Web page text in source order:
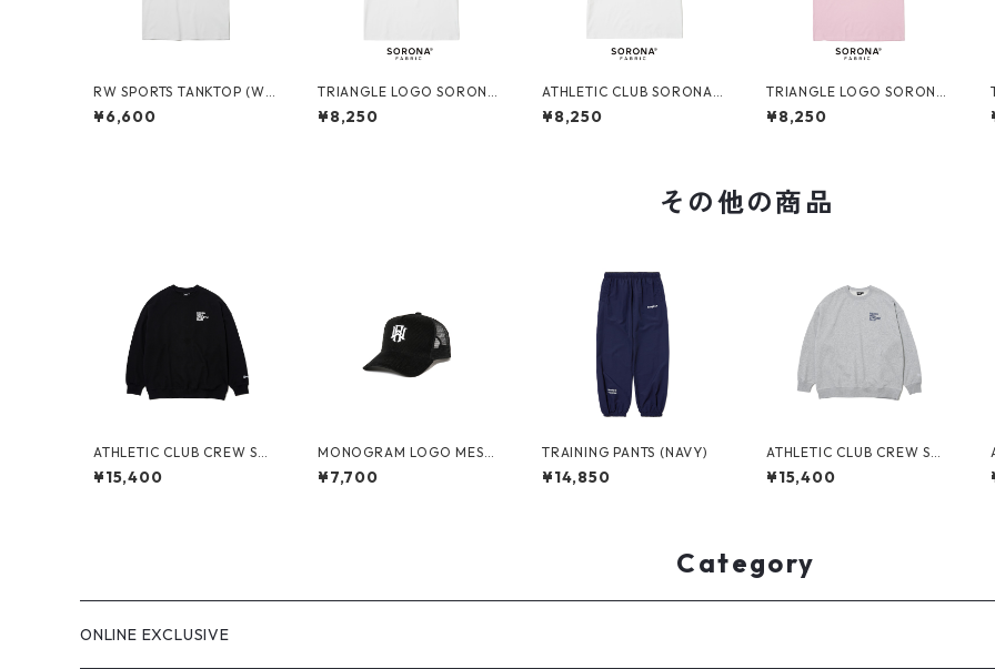
RW SPORTS TANKTOP (WH
ITE)
¥6,600
TRIANGLE LOGO SORONA
® TEE (WHITE)
¥8,250
ATHLETIC CLUB SORONA®
TEE (WHITE)
¥8,250
TRIANGLE LOGO SORONA
® TEE (PINK)
¥8,250
その他の商品
ATHLETIC CLUB CREW SW
EAT(BLACK)
¥15,400
MONOGRAM LOGO MESH
CAP (BLACK)
¥7,700
TRAINING PANTS (NAVY)
¥14,850
ATHLETIC CLUB CREW SW
EAT(HEATHER GREY)
¥15,400
Category
ONLINE EXCLUSIVE